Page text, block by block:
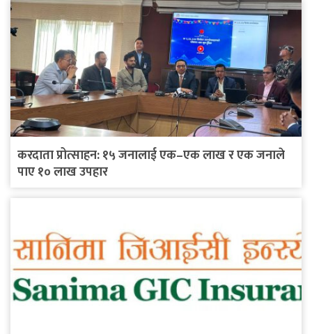
करदाता प्रोत्साहन: १५ जनालाई एक–एक लाख र एक जनाले
पाए १० लाख उपहार